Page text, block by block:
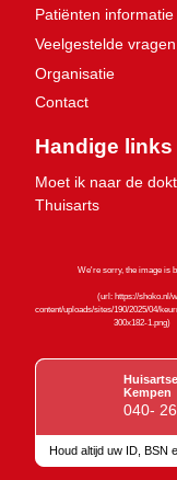
Patiënten informatie
Veelgestelde vragen
Organisatie
Contact
Handige links
Moet ik naar de
Thuisarts
Kempen
040-
Houd altijd uw ID, BSN